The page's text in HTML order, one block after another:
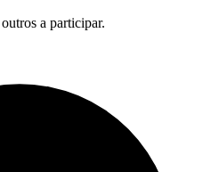
a participar.